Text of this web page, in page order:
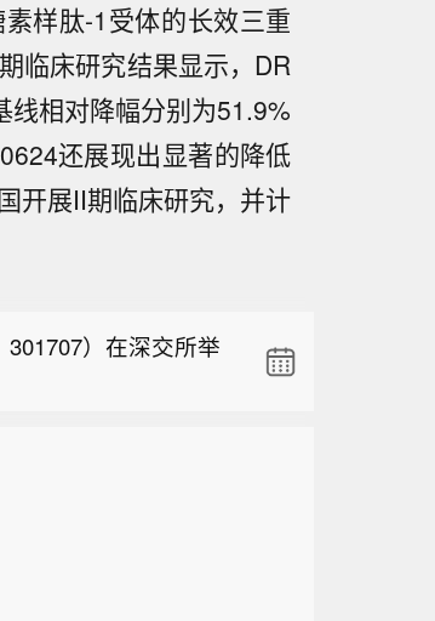
样肽-1受体的长效三重
临床研究结果显示，DR
线相对降幅分别为51.9%
还展现出显著的降低
开展II期临床研究，并计
301707）在深交所举
详勘阶段】盐湖股份
果(布)BMB钾盐矿权
行信息披露义务。
意投资风险。
）在深交所举